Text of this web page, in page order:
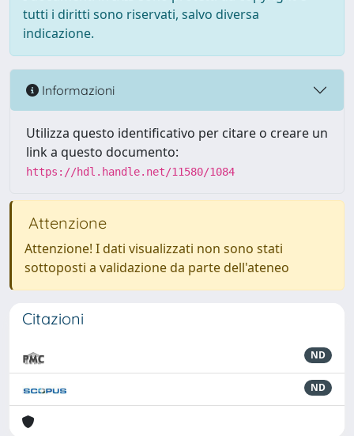
tutti i diritti sono riservati, salvo diversa
indicazione.
Informazioni
Utilizza questo identificativo per citare o creare un
link a questo documento:
https://hdl.handle.net/11580/1084
Attenzione
Attenzione! I dati visualizzati non sono stati
sottoposti a validazione da parte dell'ateneo
Citazioni
ND
ND